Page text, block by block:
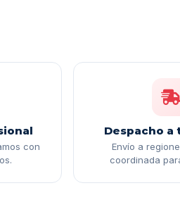
con
Despacho a
Envío a
coordinada